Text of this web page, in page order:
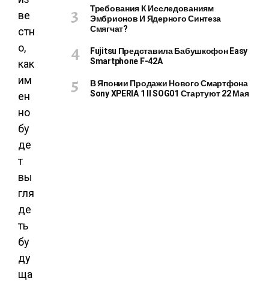
Требования К Исследованиям
Эмбрионов И Ядерного Синтеза
Смягчат?
Fujitsu Представила Бабушкофон Easy
Smartphone F-42A
В Японии Продажи Нового Смартфона
Sony XPERIA 1 II SOG01 Стартуют 22 Мая